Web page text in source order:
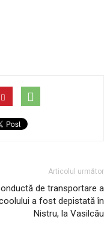
Articolul următor
de transportare a
a fost depistată în
Nistru, la Vasilcău